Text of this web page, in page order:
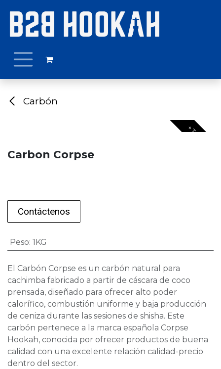
Carbón
+ TAMAÑOS
Carbon Corpse
Contáctenos
Peso: 1KG
El Carbón Corpse es un carbón natural para
cachimba fabricado a partir de cáscara de coco
prensada, diseñado para ofrecer alto poder
calorífico, combustión uniforme y baja producción
de ceniza durante las sesiones de shisha. Este
carbón pertenece a la marca española Corpse
Hookah, conocida por ofrecer productos de buena
calidad con una excelente relación calidad-precio
dentro del sector.